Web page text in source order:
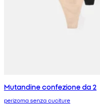
Mutandine confezione da 2
perizoma senza cuciture